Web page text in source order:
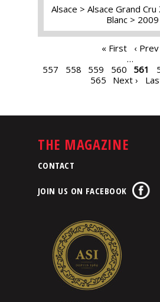
Alsace
Alsace Grand
Blanc
2009
« First
‹ Prev
…
557
558 559 560 561
565
Next ›
THE MAGAZINE
CONTACT
JOIN US ON FACEBOOK